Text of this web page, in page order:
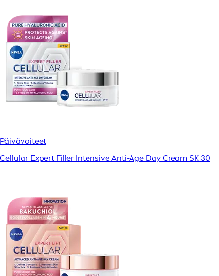
Päivävoiteet
Cellular Expert Filler Intensive Anti-Age Day Cream SK 30